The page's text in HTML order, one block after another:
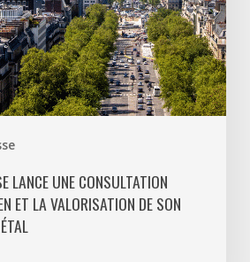
LANCE UNE CONSULTATION
ET LA VALORISATION DE SON